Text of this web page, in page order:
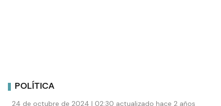
POLÍTICA
24 de octubre de 2024 | 02:30 actualizado hace 2 años